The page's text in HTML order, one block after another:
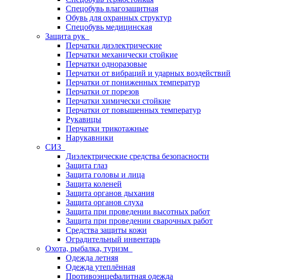
Спецобувь влагозащитная
Обувь для охранных структур
Спецобувь медицинская
Защита рук
Перчатки диэлектрические
Перчатки механически стойкие
Перчатки одноразовые
Перчатки от вибраций и ударных воздействий
Перчатки от пониженных температур
Перчатки от порезов
Перчатки химически стойкие
Перчатки от повышенных температур
Рукавицы
Перчатки трикотажные
Нарукавники
СИЗ
Диэлектрические средства безопасности
Защита глаз
Защита головы и лица
Защита коленей
Защита органов дыхания
Защита органов слуха
Защита при проведении высотных работ
Защита при проведении сварочных работ
Средства защиты кожи
Оградительный инвентарь
Охота, рыбалка, туризм
Одежда летняя
Одежда утеплённая
Противоэнцефалитная одежда